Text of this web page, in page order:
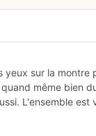
sur la montre
même bien
L'ensemble est